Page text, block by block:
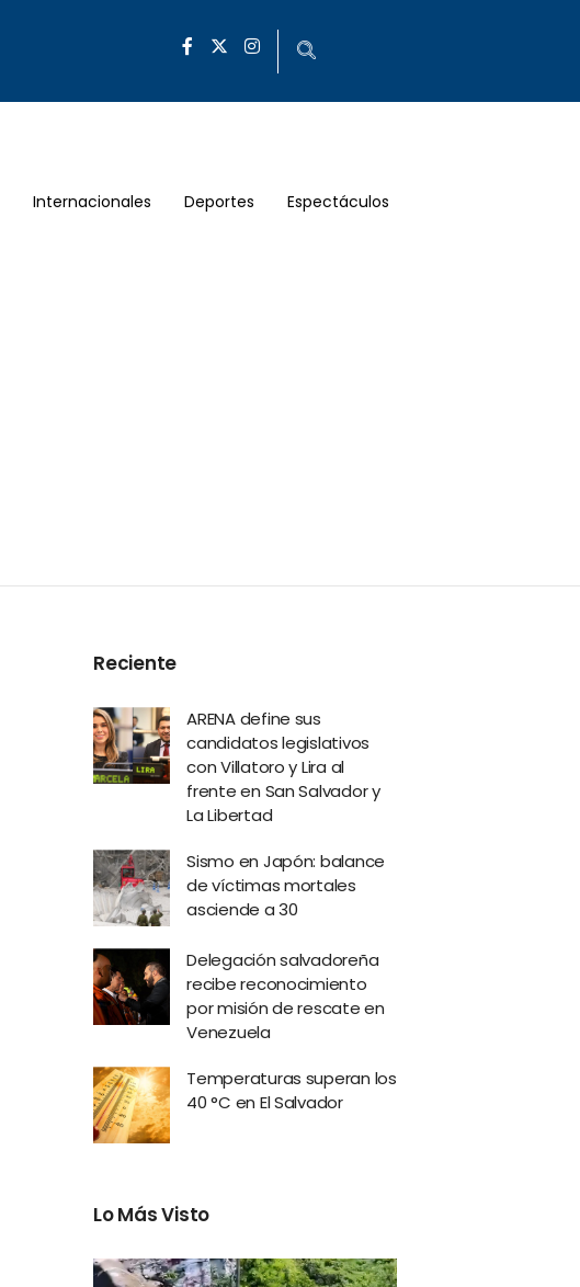
Internacionales Deportes Espectáculos
Reciente
ARENA define sus
candidatos legislativos
con Villatoro y Lira al
frente en San Salvador y
La Libertad
Sismo en Japón: balance
de víctimas mortales
asciende a 30
Delegación salvadoreña
recibe reconocimiento
por misión de rescate en
Venezuela
Temperaturas superan los
40 °C en El Salvador
Lo Más Visto